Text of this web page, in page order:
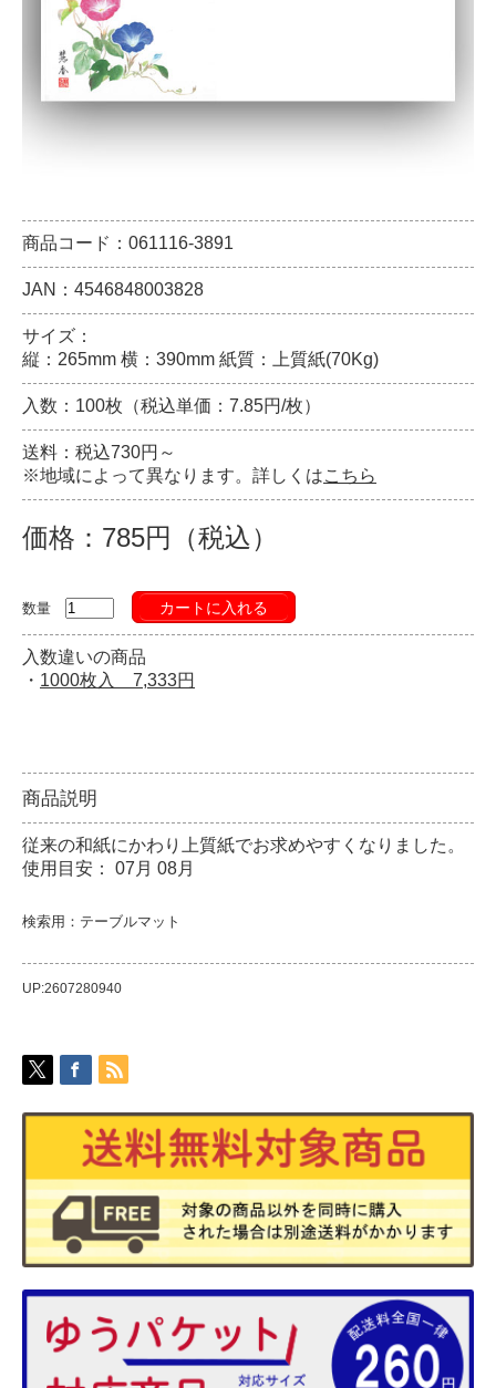
商品コード：061116-3891
JAN：4546848003828
サイズ：
縦：265mm 横：390mm 紙質：上質紙(70Kg)
入数：100枚（税込単価：7.85円/枚）
送料：税込730円～
※地域によって異なります。詳しくはこちら
価格：785円（税込）
数量 カートに入れる
入数違いの商品
・ 1000枚入 7,333円
商品説明
従来の和紙にかわり上質紙でお求めやすくなりました。
使用目安： 07月 08月
検索用：テーブルマット
UP:2607280940